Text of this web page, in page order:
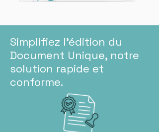
Simplifiez l'édition du
Document Unique, notre
solution rapide et
conforme.